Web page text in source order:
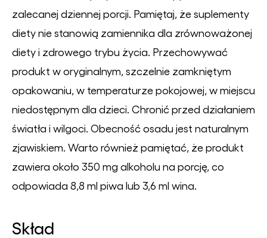
zalecanej dziennej porcji. Pamiętaj, że suplementy
diety nie stanowią zamiennika dla zrównoważonej
diety i zdrowego trybu życia. Przechowywać
produkt w oryginalnym, szczelnie zamkniętym
opakowaniu, w temperaturze pokojowej, w miejscu
niedostępnym dla dzieci. Chronić przed działaniem
światła i wilgoci. Obecność osadu jest naturalnym
zjawiskiem. Warto również pamiętać, że produkt
zawiera około 350 mg alkoholu na porcję, co
odpowiada 8,8 ml piwa lub 3,6 ml wina.
Skład